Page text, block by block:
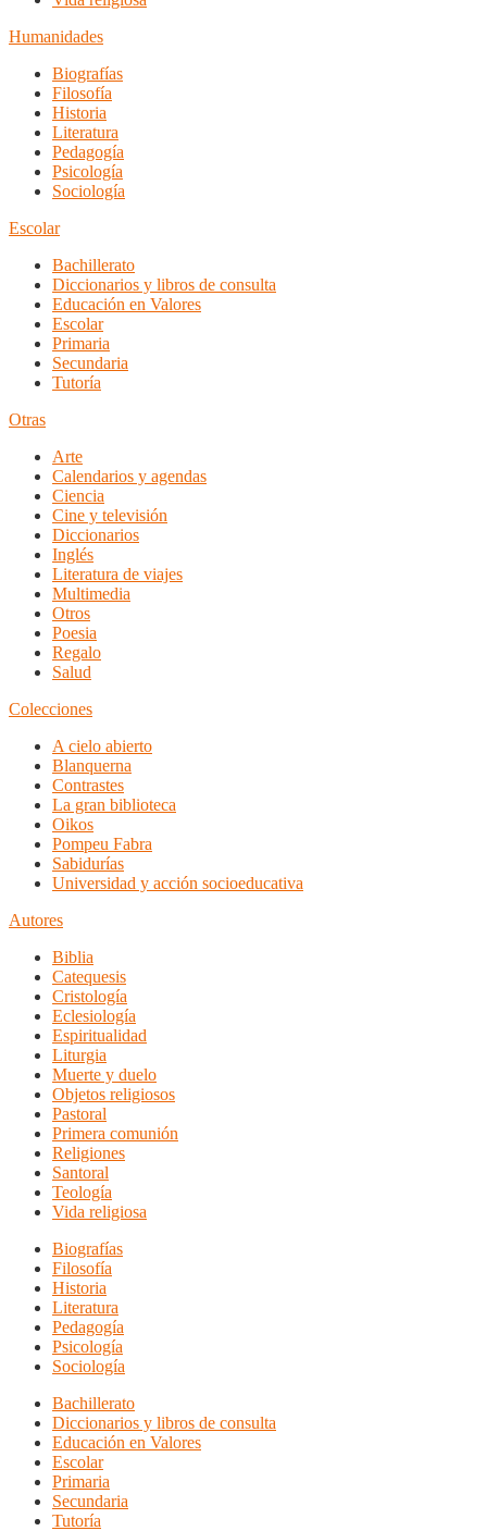
Humanidades
Biografías
Filosofía
Historia
Literatura
Pedagogía
Psicología
Sociología
Escolar
Bachillerato
Diccionarios y libros de consulta
Educación en Valores
Escolar
Primaria
Secundaria
Tutoría
Otras
Arte
Calendarios y agendas
Ciencia
Cine y televisión
Diccionarios
Inglés
Literatura de viajes
Multimedia
Otros
Poesia
Regalo
Salud
Colecciones
A cielo abierto
Blanquerna
Contrastes
La gran biblioteca
Oikos
Pompeu Fabra
Sabidurías
Universidad y acción socioeducativa
Autores
Biblia
Catequesis
Cristología
Eclesiología
Espiritualidad
Liturgia
Muerte y duelo
Objetos religiosos
Pastoral
Primera comunión
Religiones
Santoral
Teología
Vida religiosa
Biografías
Filosofía
Historia
Literatura
Pedagogía
Psicología
Sociología
Bachillerato
Diccionarios y libros de consulta
Educación en Valores
Escolar
Primaria
Secundaria
Tutoría